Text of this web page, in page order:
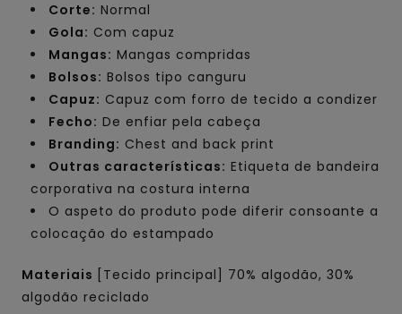
Corte: Normal
Gola: Com capuz
Mangas: Mangas compridas
Bolsos: Bolsos tipo canguru
Capuz: Capuz com forro de tecido a condizer
Fecho: De enfiar pela cabeça
Branding: Chest and back print
Outras características: Etiqueta de bandeira
corporativa na costura interna
O aspeto do produto pode diferir consoante a
colocação do estampado
Materiais
[Tecido principal] 70% algodão, 30%
algodão reciclado